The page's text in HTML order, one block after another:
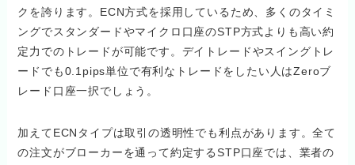
クを誇ります。ECN方式を採用しているため、多くのタイミ
ングでスタンダードやマイクロ口座のSTP方式よりも高い約
定力でのトレードが可能です。デイトレードやスイングトレ
ードでも0.1pips単位で有利なトレードをしたい人はZeroブ
レード口座一択でしょう。
加えてECNタイプは取引の透明性でも利点があります。全て
の注文がブローカーを通って約定するSTP口座では、業者の